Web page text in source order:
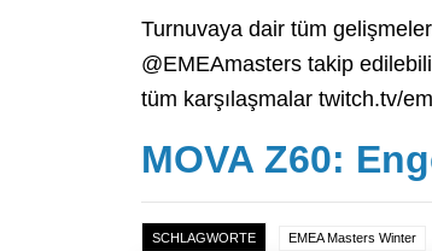
Turnuvaya dair tüm
@EMEAmasters takip
tüm karşılaşmalar twitch.tv/
MOVA Z60:
SCHLAGWORTE EMEA Masters Winter